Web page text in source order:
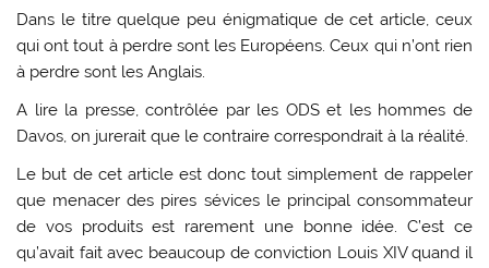
Dans le titre quelque peu énigmatique de cet article, ceux
qui ont tout à perdre sont les Européens. Ceux qui n’ont rien
à perdre sont les Anglais.
A lire la presse, contrôlée par les ODS et les hommes de
Davos, on jurerait que le contraire correspondrait à la réalité.
Le but de cet article est donc tout simplement de rappeler
que menacer des pires sévices le principal consommateur
de vos produits est rarement une bonne idée. C’est ce
qu’avait fait avec beaucoup de conviction Louis XIV quand il